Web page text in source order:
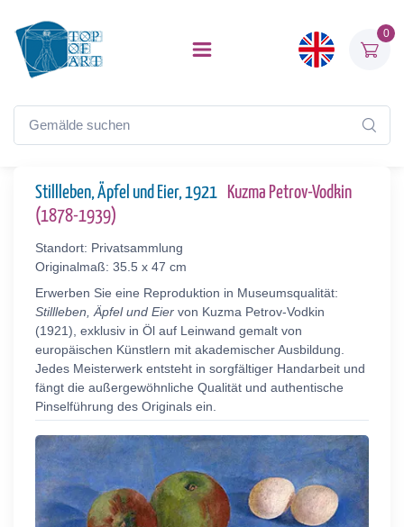
0
Stillleben, Äpfel und Eier, 1921
Kuzma Petrov-Vodkin
(1878-1939)
Standort: Privatsammlung
Originalmaß: 35.5 x 47 cm
Erwerben Sie eine Reproduktion in Museumsqualität:
Stillleben, Äpfel und Eier von Kuzma Petrov-Vodkin
(1921), exklusiv in Öl auf Leinwand gemalt von
europäischen Künstlern mit akademischer Ausbildung.
Jedes Meisterwerk entsteht in sorgfältiger Handarbeit und
fängt die außergewöhnliche Qualität und authentische
Pinselführung des Originals ein.